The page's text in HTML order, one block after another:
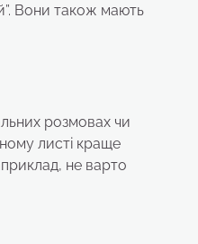
Вони також мають
розмовах чи
листі краще
не варто